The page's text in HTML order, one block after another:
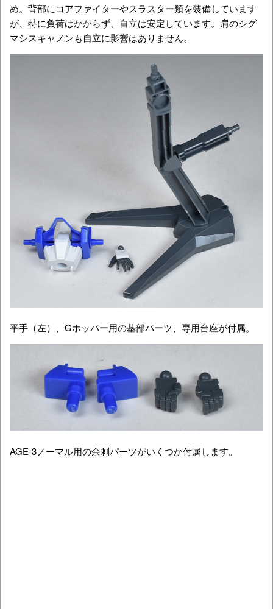
め。背部にコアファイターやスラスター類を装備しています
が、特に負荷はかからず、自立は安定しています。肩のシグ
マシスキャノンも自立に影響はありません。
平手（左）、Gホッパー用の基部パーツ、専用台座が付属。
AGE-3ノーマル用の余剰パーツがいくつか付属します。